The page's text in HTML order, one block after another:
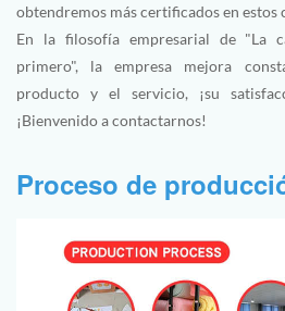
obtendremos más certificados en estos
En la filosofía empresarial de "La
primero", la empresa mejora
producto y el servicio, ¡su
¡Bienvenido a contactarnos!
Proceso de